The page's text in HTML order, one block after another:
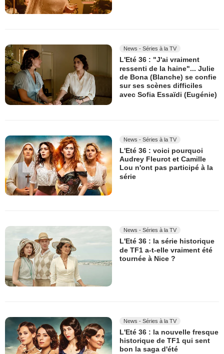
News - Séries à la TV
L'Eté 36 : "J'ai vraiment
ressenti de la haine"... Julie
de Bona (Blanche) se confie
sur ses scènes difficiles
avec Sofia Essaïdi (Eugénie)
News - Séries à la TV
L'Eté 36 : voici pourquoi
Audrey Fleurot et Camille
Lou n'ont pas participé à la
série
News - Séries à la TV
L'Eté 36 : la série historique
de TF1 a-t-elle vraiment été
tournée à Nice ?
News - Séries à la TV
L'Eté 36 : la nouvelle fresque
historique de TF1 qui sent
bon la saga d'été